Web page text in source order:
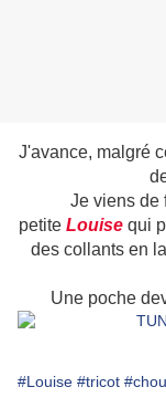
J'avance, malgré
Je viens de
petite Louise qui
des collants en
Une poche
#Louise #tricot